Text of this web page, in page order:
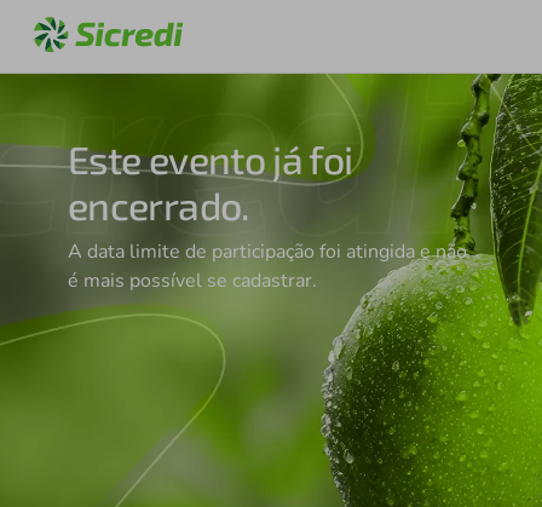
Este evento já foi
encerrado.
A data limite de participação foi atingida e não
é mais possível se cadastrar.